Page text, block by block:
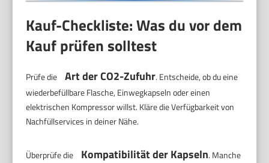
Kauf-Checkliste: Was du vor dem
Kauf prüfen solltest
Prüfe die Art der CO2-Zufuhr. Entscheide, ob du eine
wiederbefüllbare Flasche, Einwegkapseln oder einen
elektrischen Kompressor willst. Kläre die Verfügbarkeit von
Nachfüllservices in deiner Nähe.
Überprüfe die Kompatibilität der Kapseln. Manche